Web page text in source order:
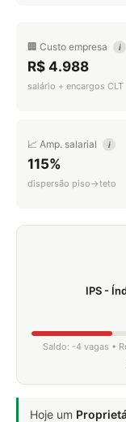
🏢 Custo empresa i
R$ 4.988
salário + encargos CLT
📈 Amp. salarial i
115%
dispersão piso→teto
IPS -
Saldo: -4 vagas •
Hoje um